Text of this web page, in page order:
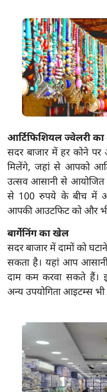
आर्टिफिशियल ज्वेलरी का
सदर बाजार में हर कोने
मिलेंगे, जहां से आपको
उत्सव आसानी से
से 100 रुपये के बीच में
आपकी आउटफिट को और
बार्गेनिंग का खेल
सदर बाजार में दामों को
सकता है। यहां आप
दाम कम करवा सकते हैं।
अन्य उपयोगिता आइटम्स